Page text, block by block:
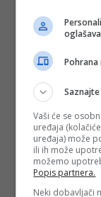
Vaši će se
uređaja
uređaja) može
ili ih može
možemo
Popis partnera.
Neki dobavljači